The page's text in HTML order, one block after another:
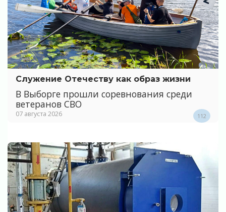
Служение Отечеству как образ жизни
В Выборге прошли соревнования среди
ветеранов СВО
07 августа 2026 112